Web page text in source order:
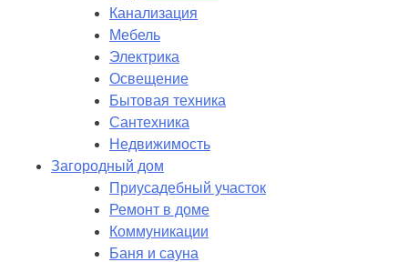
Канализация
Мебель
Электрика
Освещение
Бытовая техника
Сантехника
Недвижимость
Загородный дом
Приусадебный участок
Ремонт в доме
Коммуникации
Баня и сауна